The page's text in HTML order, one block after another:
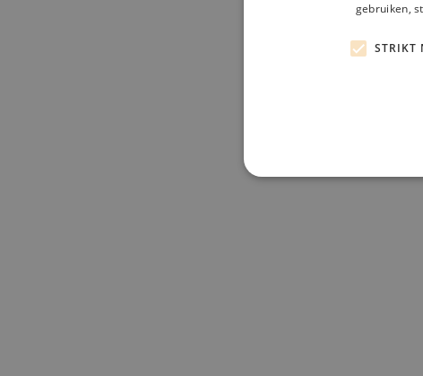
gebruiken,
STRIKT